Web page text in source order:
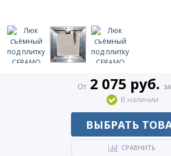
От2 075 руб.
В наличии
ВЫБРАТЬ
СРАВНИТЬ